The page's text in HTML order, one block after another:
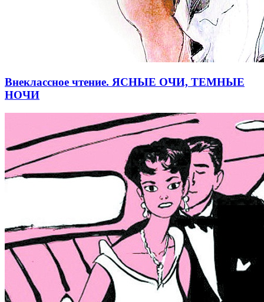
Внеклассное чтение. ЯСНЫЕ ОЧИ, ТЕМНЫЕ
НОЧИ